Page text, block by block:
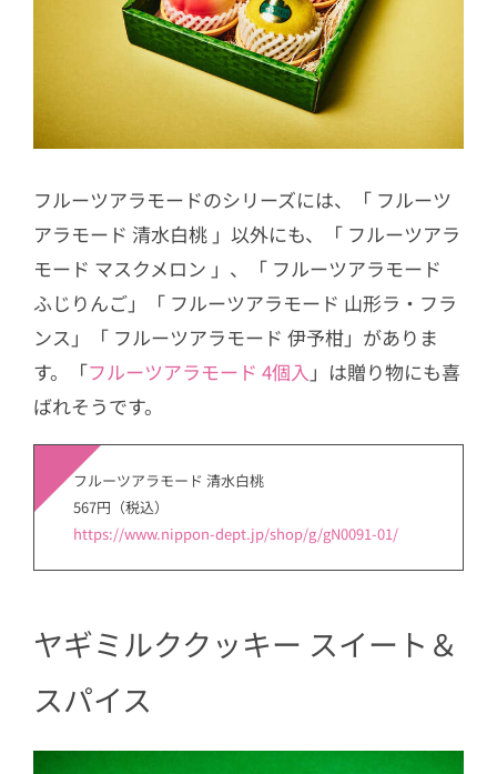
フルーツアラモードのシリーズには、「 フルーツ
アラモード 清水白桃 」以外にも、「 フルーツアラ
モード マスクメロン 」、「 フルーツアラモード
ふじりんご」「 フルーツアラモード 山形ラ・フラ
ンス」「 フルーツアラモード 伊予柑」がありま
す。「フルーツアラモード 4個入 」は贈り物にも喜
ばれそうです。
フルーツアラモード 清水白桃
567円（税込）
https://www.nippon-dept.jp/shop/g/gN0091-01/
ヤギミルククッキー スイート＆
スパイス